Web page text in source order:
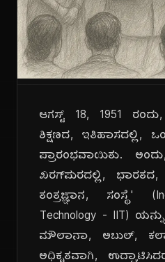
ಆಗಸ್ಟ್ 18, 1951
ಶಿಕ್ಷಣದ, ಇತಿಹಾಸದಲ್ಲಿ,
ಪ್ರಾರಂಭವಾಯಿತು.
ಖರಗ್‌ಪುರದಲ್ಲಿ,
ತಂತ್ರಜ್ಞಾನ, ಸಂಸ್ಥೆ'
Technology - IIT)
ಮೌಲಾನಾ, ಅಬುಲ್,
ಅಧಿಕೃತವಾಗಿ,